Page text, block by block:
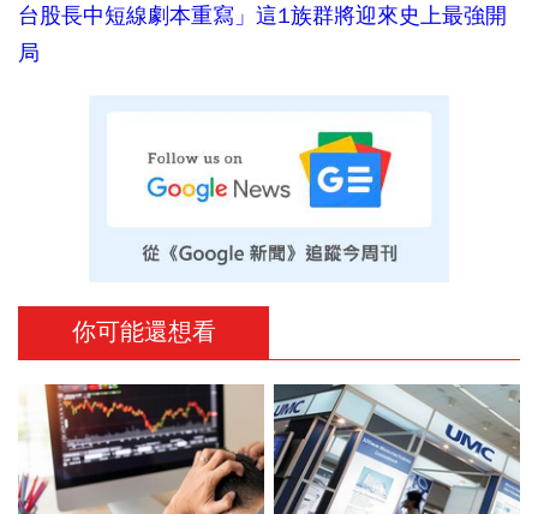
台股長中短線劇本重寫」這1族群將迎來史上最強開
局
你可能還想看